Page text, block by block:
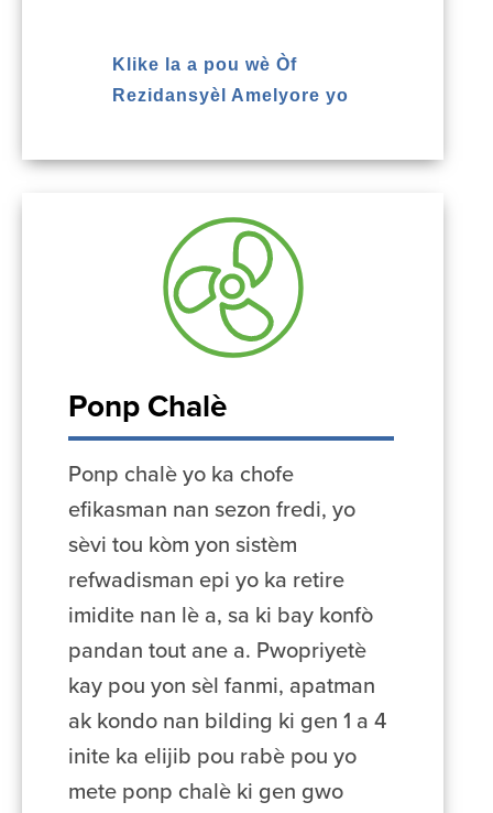
Klike la a pou wè Òf
Rezidansyèl Amelyore yo
Ponp Chalè
Ponp chalè yo ka chofe
efikasman nan sezon fredi, yo
sèvi tou kòm yon sistèm
refwadisman epi yo ka retire
imidite nan lè a, sa ki bay konfò
pandan tout ane a. Pwopriyetè
kay pou yon sèl fanmi, apatman
ak kondo nan bilding ki gen 1 a 4
inite ka elijib pou rabè pou yo
mete ponp chalè ki gen gwo